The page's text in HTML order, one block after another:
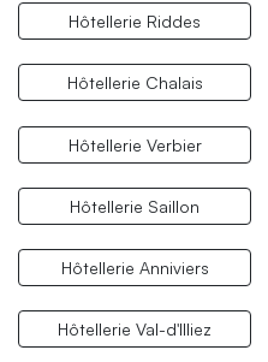
Hôtellerie Riddes
Hôtellerie Chalais
Hôtellerie Verbier
Hôtellerie Saillon
Hôtellerie Anniviers
Hôtellerie Val-d'Illiez